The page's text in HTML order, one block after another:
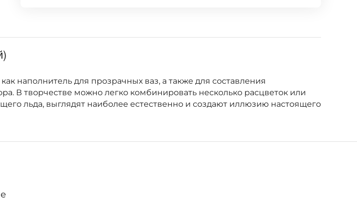
наполнитель для прозрачных ваз, а также для составления
В творчестве можно легко комбинировать несколько расцветок или
льда, выглядят наиболее естественно и создают иллюзию настоящего